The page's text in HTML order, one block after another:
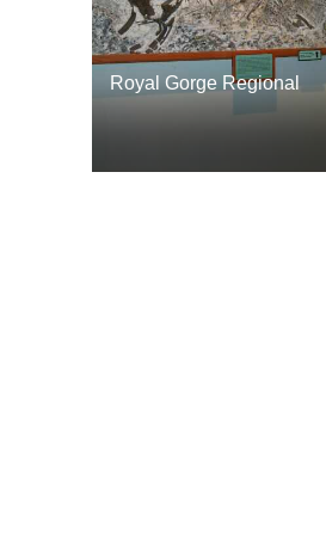
Royal Gorge Regional